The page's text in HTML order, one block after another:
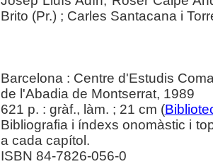
Brito (Pr.) ; Carles Santacana i
Barcelona : Centre d'Estudis
de l'Abadia de Montserrat, 1989
621 p. : gràf., làm. ; 21 cm (
Bibliografia i índexs onomàstic i
a cada capítol.
ISBN 84-7826-056-0